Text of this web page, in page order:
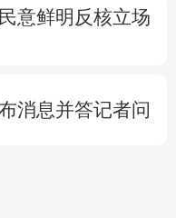
意鲜明反核立场
消息并答记者问